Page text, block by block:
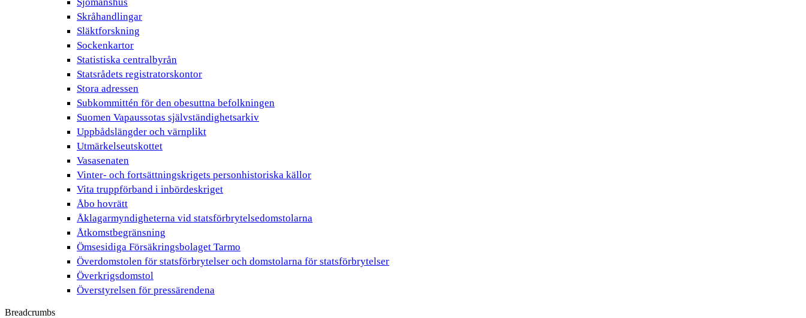
Skråhandlingar
Släktforskning
Sockenkartor
Statistiska centralbyrån
Statsrådets registratorskontor
Stora adressen
Subkommittén för den obesuttna befolkningen
Suomen Vapaussotas självständighetsarkiv
Uppbådslängder och värnplikt
Utmärkelseutskottet
Vasasenaten
Vinter- och fortsättningskrigets personhistoriska källor
Vita truppförband i inbördeskriget
Åbo hovrätt
Åklagarmyndigheterna vid statsförbrytelsedomstolarna
Åtkomstbegränsning
Ömsesidiga Försäkringsbolaget Tarmo
Överdomstolen för statsförbrytelser och domstolarna för statsförbrytelser
Överkrigsdomstol
Överstyrelsen för pressärendena
Breadcrumbs